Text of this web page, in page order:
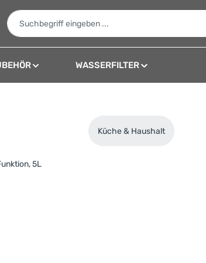
WASSERFILTER
Küche & Haushalt